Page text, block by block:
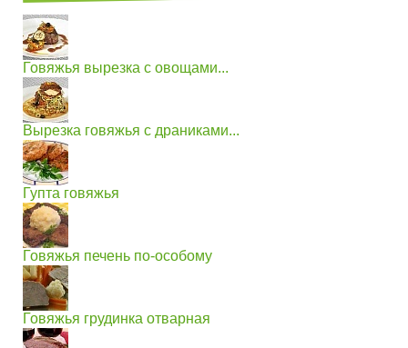
Говяжья вырезка с овощами...
Вырезка говяжья с драниками...
Гупта говяжья
Говяжья печень по-особому
Говяжья грудинка отварная